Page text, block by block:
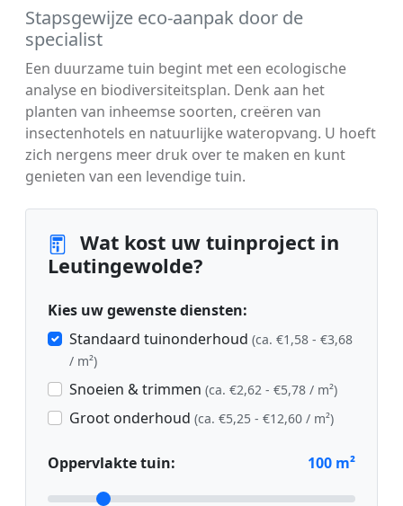
Stapsgewijze eco-aanpak door de
specialist
Een duurzame tuin begint met een ecologische
analyse en biodiversiteitsplan. Denk aan het
planten van inheemse soorten, creëren van
insectenhotels en natuurlijke wateropvang. U hoeft
zich nergens meer druk over te maken en kunt
genieten van een levendige tuin.
Wat kost uw tuinproject in
Leutingewolde?
Kies uw gewenste diensten:
Standaard tuinonderhoud (ca. €1,58 - €3,68
/ m²)
Snoeien & trimmen (ca. €2,62 - €5,78 / m²)
Groot onderhoud (ca. €5,25 - €12,60 / m²)
Oppervlakte tuin: 100 m²